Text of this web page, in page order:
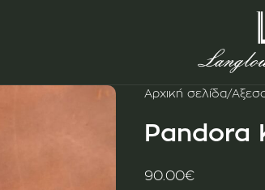
Αρχική σελίδα/
Pandora
90.00€